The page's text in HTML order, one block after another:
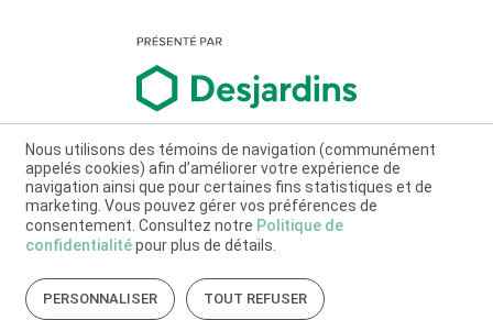
Nous utilisons des témoins de navigation (communément
appelés cookies) afin d’améliorer votre expérience de
navigation ainsi que pour certaines fins statistiques et de
marketing. Vous pouvez gérer vos préférences de
consentement. Consultez notre Politique de
confidentialitépour plus de détails.
PERSONNALISER TOUT REFUSER